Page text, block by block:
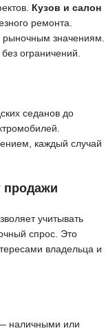
Кузов и салон
ремонта.
значениям.
ограничений.
седанов до
каждый случай
продажи
учитывать
спрос. Это
владельца и
наличными или